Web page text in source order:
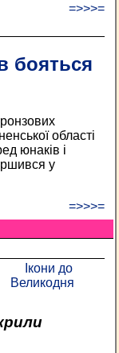
=>>>=
бояться
області
юнаків і
у
=>>>=